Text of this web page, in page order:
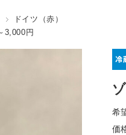
ドイツ（赤）
3,000円
希
価